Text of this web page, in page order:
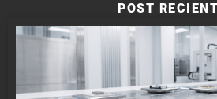
POST